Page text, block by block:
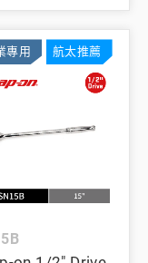
專用 航太推薦